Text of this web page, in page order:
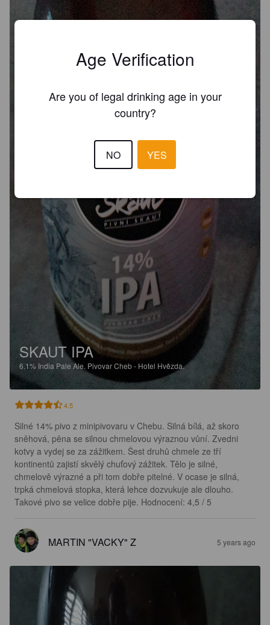
SKAUT IPA
6.1% India Pale Ale. Pivovar Cheb - Hotel Hvězda.
4.5
Silné 14% pivo z minipivovaru v Chebu. Silná bílá, až skoro
sněhová, pěna se silnou chmelovou výraznou vůní. Zvedni
kotvy a vydej se za zážitkem. Šest druhů chmele ze tří
kontinentů zajistí skvělý chuťový zážitek. Tělo je silné,
chmelově výrazné a při tom dobře pitelné. V ocase je silná,
trpká chmelová stopka, která lehce dozvukuje ale dlouho.
Takové pivo se velice dobře pije. Hodnocení: 4,5 / 5
MARTIN "VACKY" Z 5 years ago
Age Verification
Are you of legal drinking age in your
country?
NO YES